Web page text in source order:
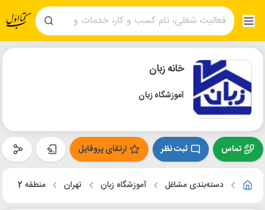
خانه زبان
آموزشگاه زبان
تماس ثبت نظر ارتقای پروفایل
دسته‌بندی مشاغل آموزشگاه زبان تهران منطقه 2